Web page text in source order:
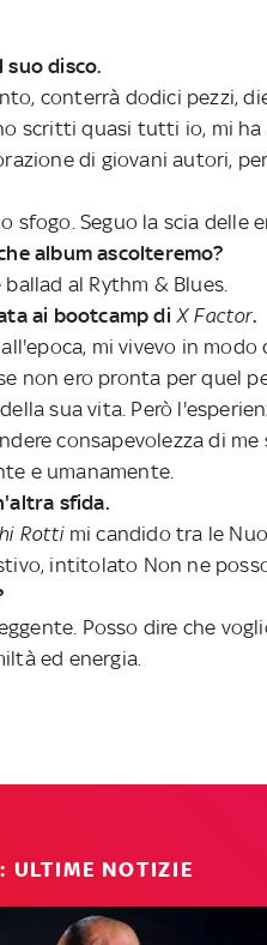
suo disco.
conterrà dodici pezzi,
scritti quasi tutti io, mi
di giovani autori,
sfogo. Seguo la scia delle
album ascolteremo?
al Rythm & Blues.
ai bootcamp di X Factor.
mi vivevo in
non ero pronta per quel
sua vita. Però
consapevolezza di
e umanamente.
sfida.
Rotti mi candido tra le
intitolato Non ne
Posso dire che
ed energia.
ULTIME NOTIZIE